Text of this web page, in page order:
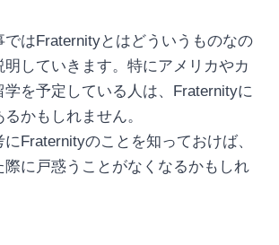
ではFraternityとはどういうものなの
明していきます。特にアメリカやカ
を予定している人は、Fraternityに
かもしれません。
Fraternityのことを知っておけば、
際に戸惑うことがなくなるかもしれ